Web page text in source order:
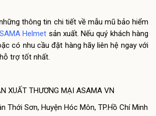
thông tin chi tiết về mẫu mũ bảo hiểm
Helmet sản xuất. Nếu quý khách hàng
có nhu cầu đặt hàng hãy liên hệ ngay với
trợ tốt nhất.
XUẤT THƯƠNG MẠI ASAMA VN
Thới Sơn, Huyện Hóc Môn, TP.Hồ Chí Minh